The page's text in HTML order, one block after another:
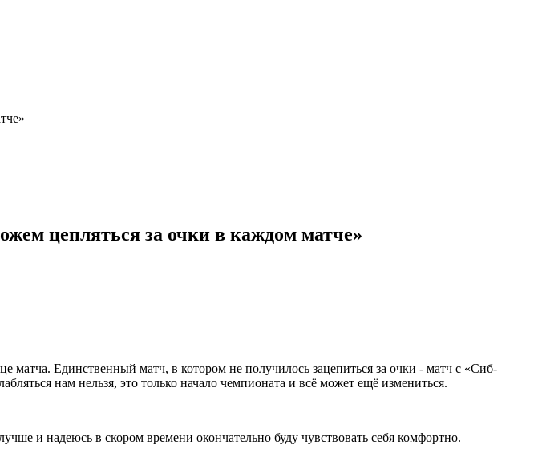
цепляться за очки в каждом матче»
Единственный матч, в котором не получилось зацепиться за очки - матч с «Сиб-
нам нельзя, это только начало чемпионата и всё может ещё измениться.
и надеюсь в скором времени окончательно буду чувствовать себя комфортно.